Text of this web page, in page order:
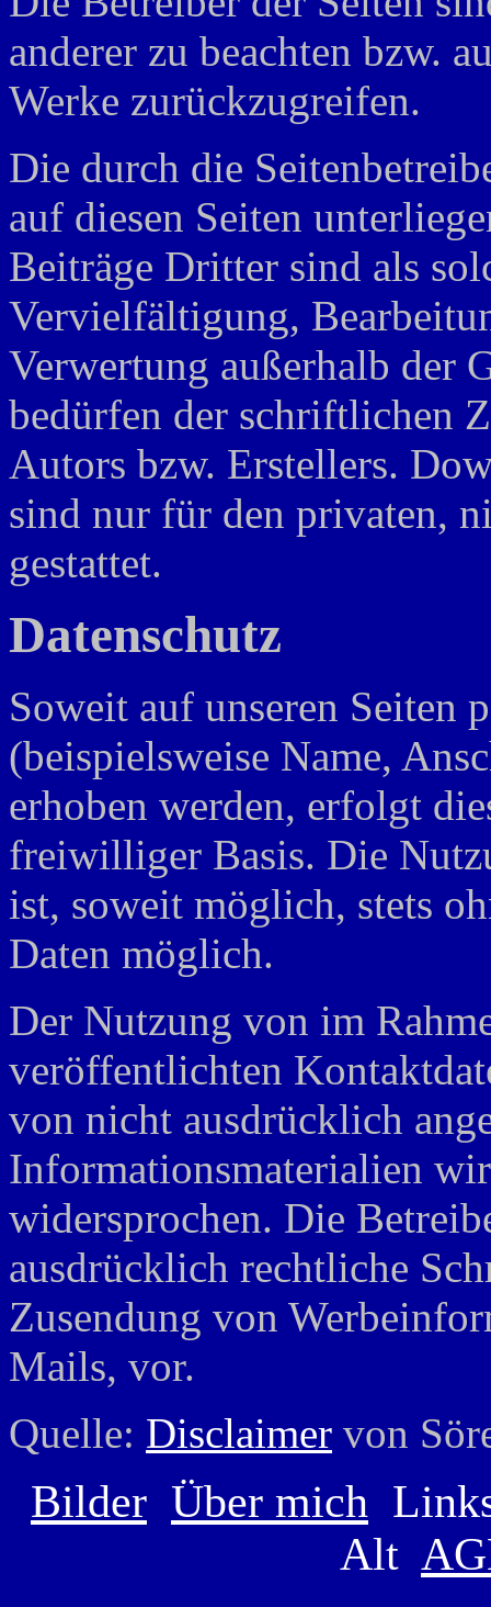
anderer zu beachten bzw.
Werke zurückzugreifen.
Die durch die
auf diesen Seiten
Beiträge Dritter sind als
Vervielfältigung,
Verwertung außerhalb der
bedürfen der schriftlichen
Autors bzw. Erstellers.
sind nur für den privaten,
gestattet.
Datenschutz
Soweit auf unseren Seiten
(beispielsweise Name,
erhoben werden, erfolgt
freiwilliger Basis. Die
ist, soweit möglich, stets
Daten möglich.
Der Nutzung von im
veröffentlichten
von nicht ausdrücklich
Informationsmaterialien
widersprochen. Die
ausdrücklich rechtliche
Zusendung von
Mails, vor.
Quelle: Disclaimer von
Bilder Über mich
Alt